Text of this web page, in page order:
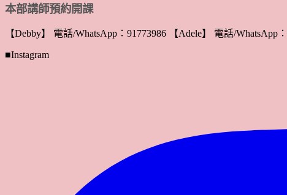
本部講師預約開課
【Debby】 電話/WhatsApp：91773986 【Adele】 電話/
■Instagram